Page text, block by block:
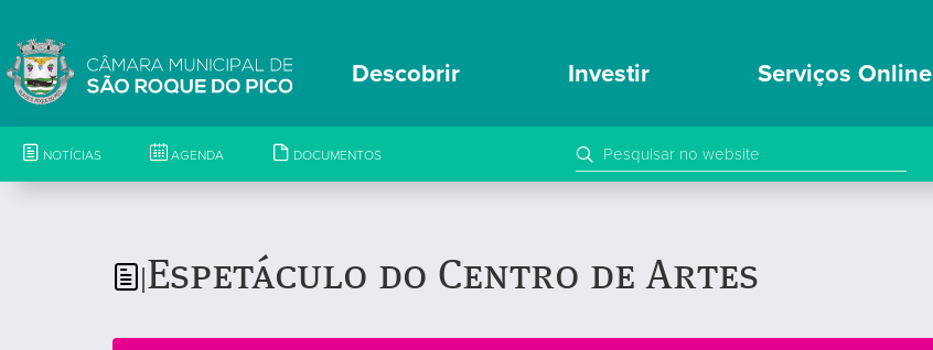
Descobrir Investir Serviços Online
NOTÍCIAS AGENDA DOCUMENTOS
Espetáculo do Centro de Artes